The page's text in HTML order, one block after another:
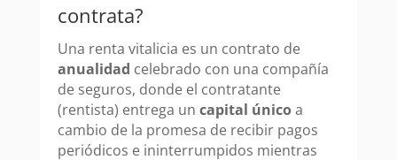
contrata?
Una renta vitalicia es un contrato de
anualidad celebrado con una compañía
de seguros, donde el contratante
(rentista) entrega un capital únicoa
cambio de la promesa de recibir pagos
periódicos e ininterrumpidos mientras